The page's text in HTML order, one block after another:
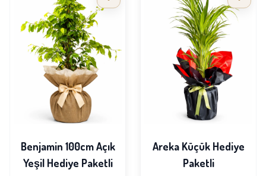
Benjamin 100cm Açık
Yeşil Hediye Paketli
Areka Küçük Hediye
Paketli